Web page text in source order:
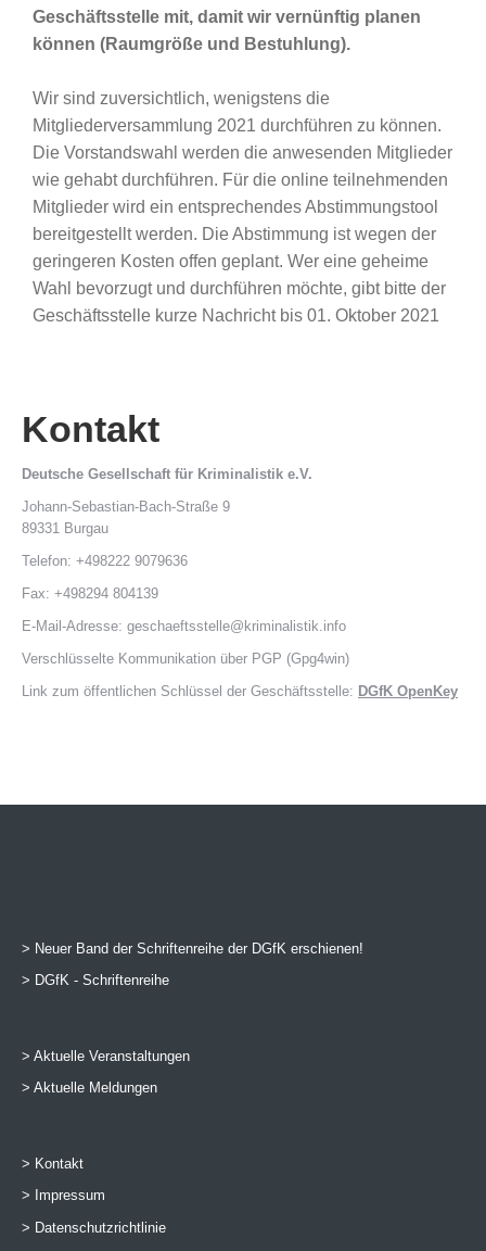
Geschäftsstelle mit, damit wir vernünftig planen
können (Raumgröße und Bestuhlung).
Wir sind zuversichtlich, wenigstens die
Mitgliederversammlung 2021 durchführen zu können.
Die Vorstandswahl werden die anwesenden Mitglieder
wie gehabt durchführen. Für die online teilnehmenden
Mitglieder wird ein entsprechendes Abstimmungstool
bereitgestellt werden. Die Abstimmung ist wegen der
geringeren Kosten offen geplant. Wer eine geheime
Wahl bevorzugt und durchführen möchte, gibt bitte der
Geschäftsstelle kurze Nachricht bis 01. Oktober 2021
Kontakt
Deutsche Gesellschaft für Kriminalistik e.V.
Johann-Sebastian-Bach-Straße 9
89331 Burgau
Telefon: +498222 9079636
Fax: +498294 804139
E-Mail-Adresse: geschaeftsstelle@kriminalistik.info
Verschlüsselte Kommunikation über PGP (Gpg4win)
Link zum öffentlichen Schlüssel der Geschäftsstelle: DGfK OpenKey
> Neuer Band der Schriftenreihe der DGfK erschienen!
> DGfK - Schriftenreihe
> Aktuelle Veranstaltungen
> Aktuelle Meldungen
> Kontakt
> Impressum
> Datenschutzrichtlinie